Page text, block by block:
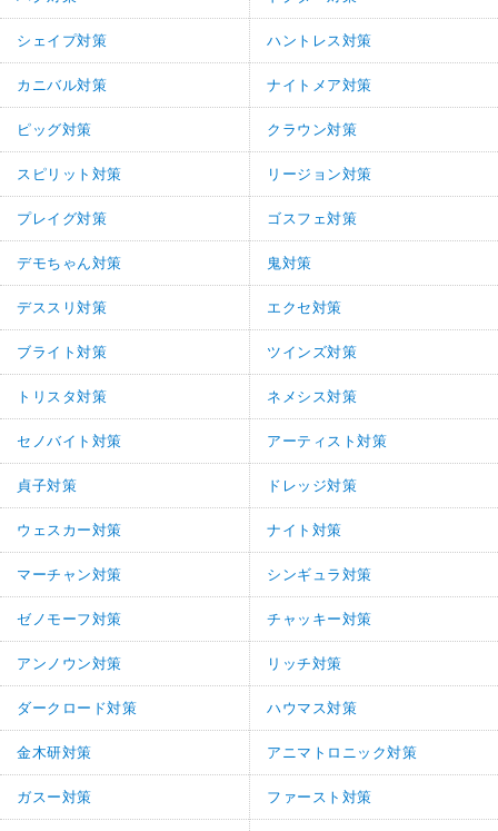
シェイプ対策 ハントレス対策
カニバル対策 ナイトメア対策
ピッグ対策 クラウン対策
スピリット対策 リージョン対策
プレイグ対策 ゴスフェ対策
デモちゃん対策 鬼対策
デススリ対策 エクセ対策
ブライト対策 ツインズ対策
トリスタ対策 ネメシス対策
セノバイト対策 アーティスト対策
貞子対策 ドレッジ対策
ウェスカー対策 ナイト対策
マーチャン対策 シンギュラ対策
ゼノモーフ対策 チャッキー対策
アンノウン対策 リッチ対策
ダークロード対策 ハウマス対策
金木研対策 アニマトロニック対策
ガスー対策 ファースト対策